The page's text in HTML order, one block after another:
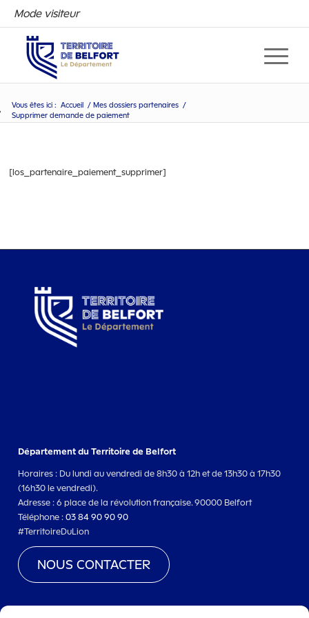
Mode visiteur
Vous êtes ici : Accueil / Mes dossiers partenaires /
Supprimer demande de paiement
Supprimer demande de
[los_partenaire_paiement_supprimer]
Département du Territoire de Belfort
Horaires : Du lundi au vendredi de 8h30 à 12h et de 13h30 à 17h30
(16h30 le vendredi).
Adresse : 6 place de la révolution française. 90000 Belfort
Téléphone :03 84 90 90 90
#TerritoireDuLion
NOUS CONTACTER